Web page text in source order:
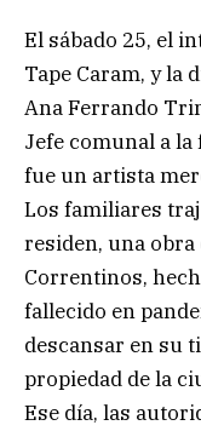
El sábado 25, el
Tape Caram, y la
Ana Ferrando
Jefe comunal a
fue un artista
Los familiares
residen, una obra
Correntinos,
fallecido en
descansar en su
propiedad de la
Ese día, las